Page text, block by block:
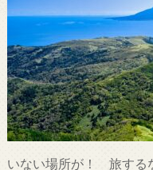
いない場所が！ 旅する